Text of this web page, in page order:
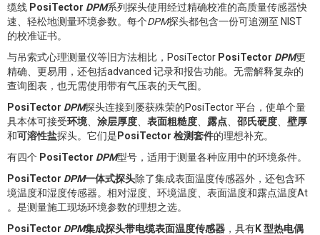
缆线 PosiTector DPM系列探头使用经过精确校准的高质量传感器快
速、轻松地测量环境参数。每个DPM探头都包含一份可追溯至 NIST
的校准证书。
与吊索式心理测量仪等旧方法相比，PosiTector PosiTector DPM更
精确、更易用，还包括advanced 记录和报告功能。无需解释复杂的
查询图表，也无需使用带有气压表的天气图。
PosiTector DPM探头连接到屡获殊荣的PosiTector 平台，使单个量
具本体可接受环境 涂层厚度 表面粗糙度 露点 邵氏硬度
壁厚
和可溶性盐探头。它们是PosiTector 检测套件的理想补充。
有四个 PosiTector DPM型号，适用于测量各种应用中的环境条件。
PosiTector DPM一体式探头除了集成表面温度传感器外，还包含环
境温度和湿度传感器。相对湿度、环境温度、表面温度和露点温度At
。是测量施工现场环境参数的理想之选。
PosiTector DPM集成探头带电缆表面温度传感器 ，具有K 型热电偶